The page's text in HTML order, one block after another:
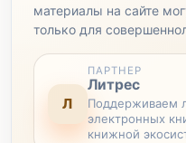
материалы на сайте
только для
Л
ПАРТНЕР
Литрес
Поддерживаем
электронных
книжной